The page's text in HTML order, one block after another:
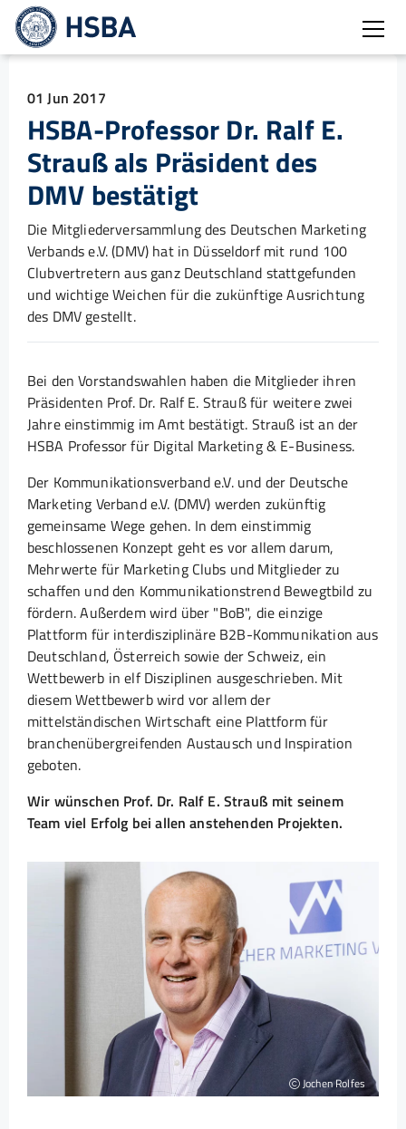
01 Jun 2017
HSBA-Professor Dr. Ralf E.
Strauß als Präsident des
DMV bestätigt
Die Mitgliederversammlung des Deutschen Marketing
Verbands e.V. (DMV) hat in Düsseldorf mit rund 100
Clubvertretern aus ganz Deutschland stattgefunden
und wichtige Weichen für die zukünftige Ausrichtung
des DMV gestellt.
Bei den Vorstandswahlen haben die Mitglieder ihren
Präsidenten Prof. Dr. Ralf E. Strauß für weitere zwei
Jahre einstimmig im Amt bestätigt. Strauß ist an der
HSBA Professor für Digital Marketing & E-Business.
Der Kommunikationsverband e.V. und der Deutsche
Marketing Verband e.V. (DMV) werden zukünftig
gemeinsame Wege gehen. In dem einstimmig
beschlossenen Konzept geht es vor allem darum,
Mehrwerte für Marketing Clubs und Mitglieder zu
schaffen und den Kommunikationstrend Bewegtbild zu
fördern. Außerdem wird über "BoB", die einzige
Plattform für interdisziplinäre B2B-Kommunikation aus
Deutschland, Österreich sowie der Schweiz, ein
Wettbewerb in elf Disziplinen ausgeschrieben. Mit
diesem Wettbewerb wird vor allem der
mittelständischen Wirtschaft eine Plattform für
branchenübergreifenden Austausch und Inspiration
geboten.
Wir wünschen Prof. Dr. Ralf E. Strauß mit seinem
Team viel Erfolg bei allen anstehenden Projekten.
Jochen Rolfes